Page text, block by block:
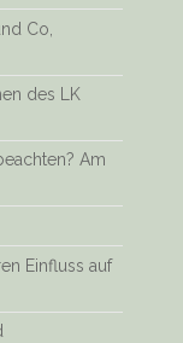
Co,
des LK
Am
Einfluss auf